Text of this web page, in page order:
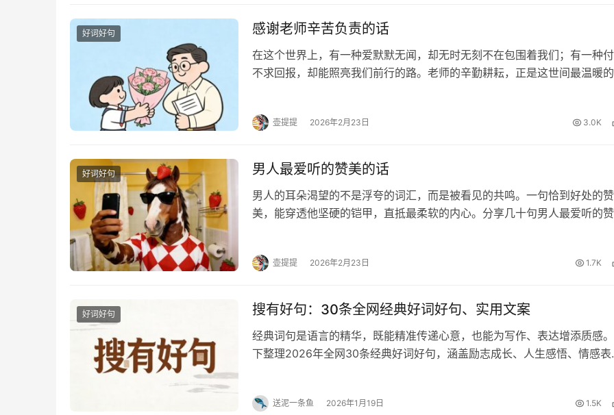
好词好句 感谢老师辛苦负责的话
在这个世界上，有一种爱默默无闻，却无时无刻不在包围着我们；有一种
不求回报，却能照亮我们前行的路。老师的辛勤耕耘，正是这世间最温暖的
壶提提 2026年2月23日 3.0K
好词好句 男人最爱听的赞美的话
男人的耳朵渴望的不是浮夸的词汇，而是被看见的共鸣。一句恰到好处的赞
美，能穿透他坚硬的铠甲，直抵最柔软的内心。分享几十句男人最爱听的
壶提提 2026年2月23日 1.7K
好词好句 搜有好句：30条全网经典好词好句、实用文案
经典词句是语言的精华，既能精准传递心意，也能为写作、表达增添质感
下整理2026年全网30条经典好词好句，涵盖励志成长、人生感悟、情感表
送泥一条鱼 2026年1月19日 1.5K